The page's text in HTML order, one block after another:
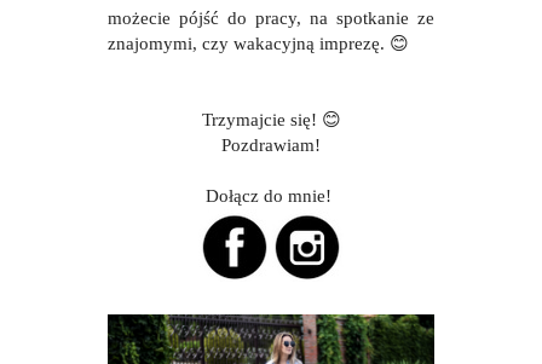
możecie pójść do pracy, na spotkanie ze
znajomymi, czy wakacyjną imprezę. 😊
Trzymajcie się! 😊
Pozdrawiam!
Dołącz do mnie!